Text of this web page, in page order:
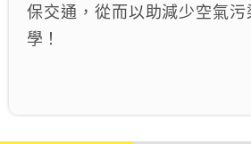
保交通，從而以助減少空氣污
學！